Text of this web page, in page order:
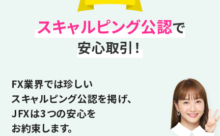
スキャルピング公認で
安心取引！
FX業界では珍しい
スキャルピング公認を掲げ、
JFXは3つの安心を
お約束します。